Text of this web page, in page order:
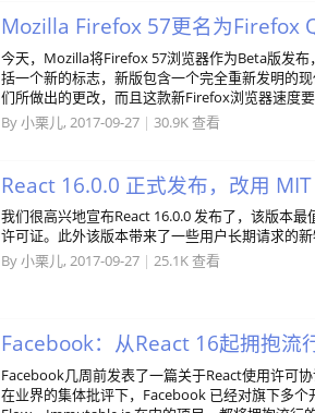
Mozilla Firefox 57更名为Firefox
今天，Mozilla将Firefox 57浏览器作为Beta版发
括一个新的标志，新版包含一个完全重新发明的
们所做出的更改，而且这款新Firefox浏览器速度
By小栗儿, 2017-09-27 | 30.9K 查看
React 16.0.0 正式发布，改用
我们很高兴地宣布React 16.0.0 发布了，该版本
许可证。此外该版本带来了一些用户长期请求的
By小栗儿, 2017-09-27 | 25.1K 查看
Facebook：从React 16起拥抱流
Facebook几周前发表了一篇关于React使用许可
在业界的集体批评下，Facebook 已经对旗下多